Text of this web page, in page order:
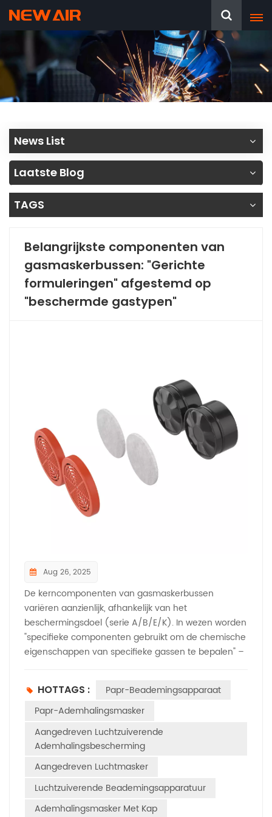
News List
Laatste Blog
TAGS
Belangrijkste componenten van
gasmaskerbussen: "Gerichte
formuleringen" afgestemd op
"beschermde gastypen"
Aug 26, 2025
De kerncomponenten van gasmaskerbussen
variëren aanzienlijk, afhankelijk van het
beschermingsdoel (serie A/B/E/K). In wezen worden
"specifieke componenten gebruikt om de chemische
eigenschappen van specifieke gassen te bepalen" –
luchtzuiverende ademhalingstoestellen, die niet kan
compenseren voor niet-passende of ineffectieve
filtermaterialen. Hieronder volgt een uitleg die
overeenkomt met de eerder genoemde
gastypeclassificatie, met de nadruk op de relevantie
voor PAPR:​1. Voor serie A (organische
gassen/dampen, bijvoorbeeld benzeen, benzine):
actieve kool als kern​Hoofdbestanddeel: actieve kool
met een hoog specifiek oppervlak (meestal
HOTTAGS :
Papr-Beademingsapparaat
Papr-Ademhalingsmasker
Aangedreven Luchtzuiverende
Ademhalingsbescherming
Aangedreven Luchtmasker
Luchtzuiverende Beademingsapparatuur
Ademhalingsmasker Met Kap